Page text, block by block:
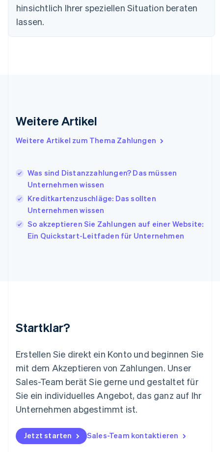
hinsichtlich Ihrer speziellen Situation beraten
lassen.
Weitere Artikel
Weitere Artikel zum Thema Zahlungen
Was sind Distanzzahlungen? Das müssen
Unternehmen wissen
Kreditkartenzuschläge: Das sollten
Unternehmen wissen
So akzeptieren Sie Zahlungen auf einer Website:
Ein Quickstart-Leitfaden für Unternehmen
Startklar?
Erstellen Sie direkt ein Konto und beginnen Sie
mit dem Akzeptieren von Zahlungen. Unser
Sales-Team berät Sie gerne und gestaltet für
Sie ein individuelles Angebot, das ganz auf Ihr
Unternehmen abgestimmt ist.
Jetzt starten Sales-Team kontaktieren
Finnland
Frankreich
English
Italien
Italiano English
EnglishFrançais
Kroatien
EnglishItaliano
Lettland
Liechtenstein
DeutschEnglish
Mexiko
English
Niederlande
Nederlands English
Norwegen
English
Österreich
Polen
English
Portugal